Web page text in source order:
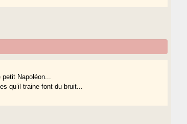
Napoléon...
qu’il traine font du bruit...